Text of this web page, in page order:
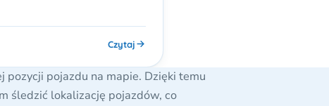
Czytaj
pojazdu na mapie. Dzięki temu
śledzić lokalizację pojazdów, co